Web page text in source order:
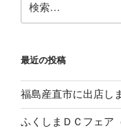
索:
最近の投稿
福島産直市に出店し
ふくしまＤＣフェア